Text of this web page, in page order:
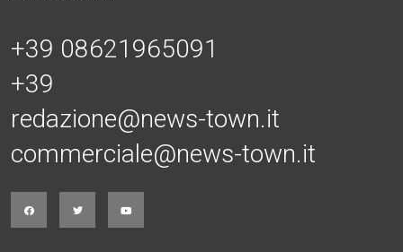
+39 08621965091
+39
redazione@news-town.it
commerciale@news-town.it